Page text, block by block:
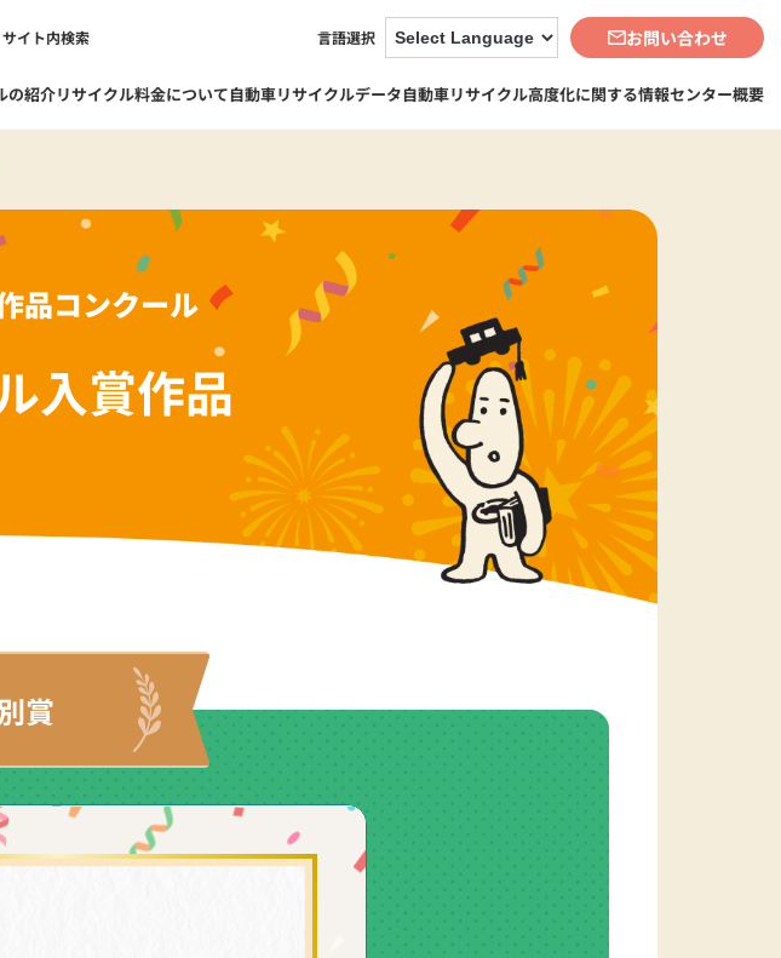
サイト内検索 言語選択 お問い合わせ
の紹介
リサイクルを知る
車リサイクル制度の成
リサイクル料金について自動車リサイクルデータ
3-2. 自動車リサイクルデータBook
3-2-1. 自動車リサイクルデータビ
ュー（地図・グラフ化）
自動車リサイクル高度化に関する情報センター概要
5-3. 事業
5-3-1. 資金管理業務
5-3-2. 再資源化等業務
5-3-3. 情報管理業務
品コンクール
入賞作品
賞